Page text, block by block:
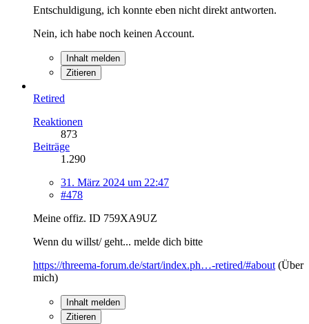
Entschuldigung, ich konnte eben nicht direkt antworten.
Nein, ich habe noch keinen Account.
Inhalt melden
Zitieren
Retired
Reaktionen
873
Beiträge
1.290
31. März 2024 um 22:47
#478
Meine offiz. ID 759XA9UZ
Wenn du willst/ geht... melde dich bitte
https://threema-forum.de/start/index.ph…-retired/#about (Über
mich)
Inhalt melden
Zitieren